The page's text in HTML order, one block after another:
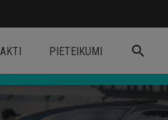
PIETEIKUMI search